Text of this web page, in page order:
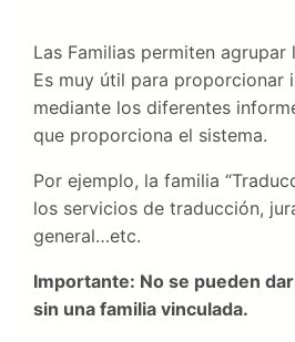
Las Familias permiten agrupar
Es muy útil para proporcionar
mediante los diferentes
que proporciona el sistema.
Por ejemplo, la familia
los servicios de traducción,
general…etc.
Importante: No se pueden
sin una familia vinculada.